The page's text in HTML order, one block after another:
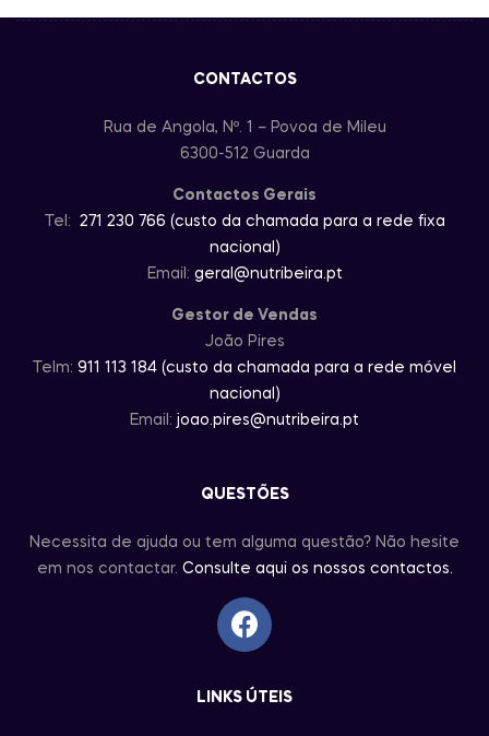
CONTACTOS
Rua de Angola, Nº. 1 – Povoa de Mileu
6300-512 Guarda
Contactos Gerais
Tel: 271 230 766 (custo da chamada para a rede fixa
nacional)
Email: geral@nutribeira.pt
Gestor de Vendas
João Pires
Telm: 911 113 184 (custo da chamada para a rede móvel
nacional)
Email: joao.pires@nutribeira.pt
QUESTÕES
Necessita de ajuda ou tem alguma questão? Não hesite
em nos contactar. Consulte aqui os nossos contactos.
LINKS ÚTEIS